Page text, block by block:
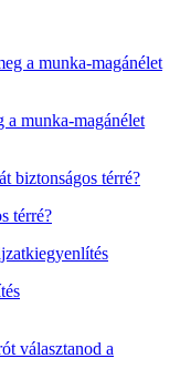
a munka-magánélet
térré?